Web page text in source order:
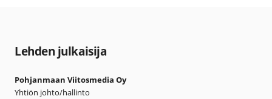
Lehden julkaisija
Pohjanmaan Viitosmedia Oy
Yhtiön johto/hallinto